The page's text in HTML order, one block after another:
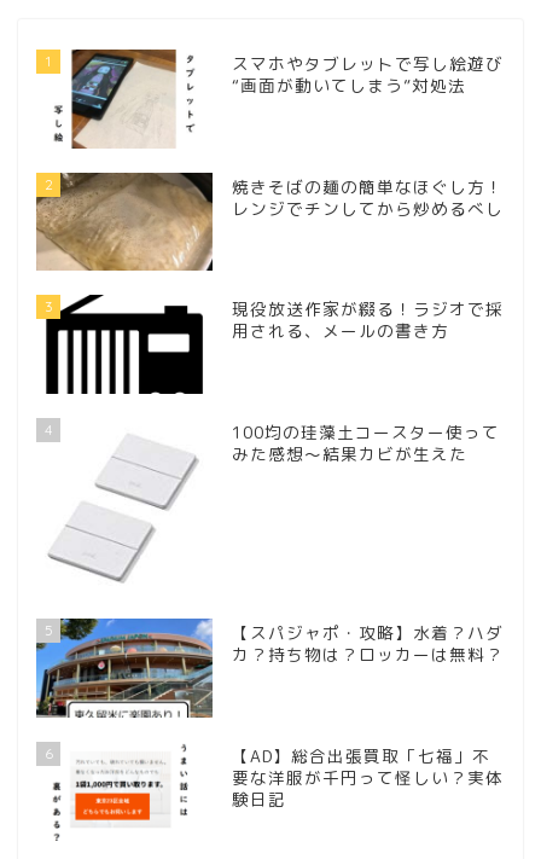
1
スマホやタブレットで写し絵遊び
“画面が動いてしまう”対処法
2
焼きそばの麺の簡単なほぐし方！
レンジでチンしてから炒めるべし
3
現役放送作家が綴る！ラジオで採
用される、メールの書き方
4
100均の珪藻土コースター使って
みた感想～結果カビが生えた
5
【スパジャポ・攻略】水着？ハダ
カ？持ち物は？ロッカーは無料？
6
【AD】総合出張買取「七福」不
要な洋服が千円って怪しい？実体
験日記